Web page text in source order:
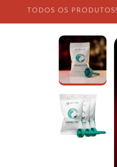
TODOS OS PRODUTOS!